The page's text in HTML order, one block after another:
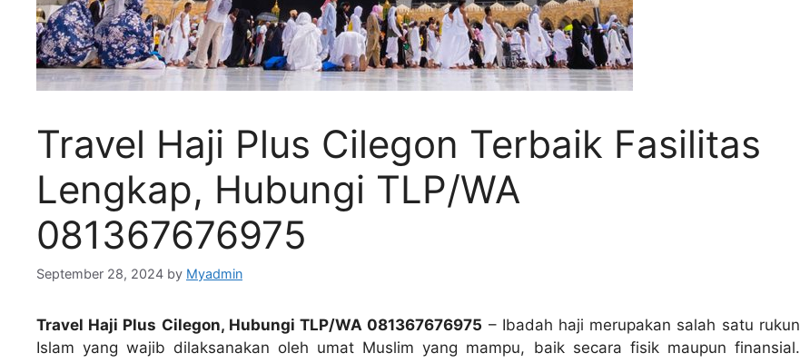
Travel Haji Plus Cilegon Terbaik Fasilitas
Lengkap, Hubungi TLP/WA
081367676975
September 28, 2024 by Myadmin
Travel Haji Plus Cilegon, Hubungi TLP/WA 081367676975 – Ibadah haji merupakan salah satu rukun
Islam yang wajib dilaksanakan oleh umat Muslim yang mampu, baik secara fisik maupun finansial.